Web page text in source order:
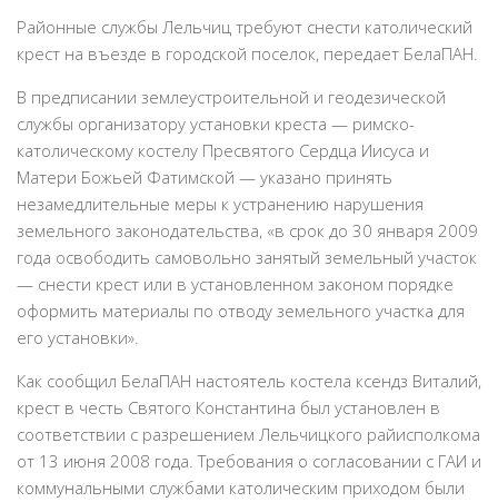
Районные службы Лельчиц требуют снести католический
крест на въезде в городской поселок, передает БелаПАН.
В предписании землеустроительной и геодезической
службы организатору установки креста — римско-
католическому костелу Пресвятого Сердца Иисуса и
Матери Божьей Фатимской — указано принять
незамедлительные меры к устранению нарушения
земельного законодательства, «в срок до 30 января 2009
года освободить самовольно занятый земельный участок
— снести крест или в установленном законом порядке
оформить материалы по отводу земельного участка для
его установки».
Как сообщил БелаПАН настоятель костела ксендз Виталий,
крест в честь Святого Константина был установлен в
соответствии с разрешением Лельчицкого райисполкома
от 13 июня 2008 года. Требования о согласовании с ГАИ и
коммунальными службами католическим приходом были